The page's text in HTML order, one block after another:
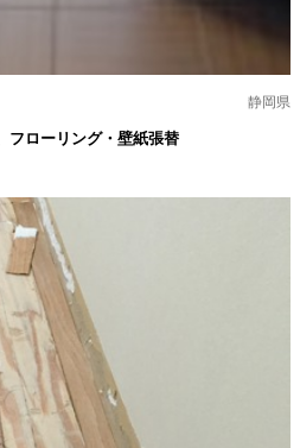
静岡県
ローリング・壁紙張替